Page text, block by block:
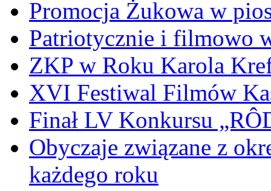
Promocja Żukowa w
Patriotycznie i filmowo
ZKP w Roku Karola
XVI Festiwal Filmów
Finał LV Konkursu
Obyczaje związane z
każdego roku